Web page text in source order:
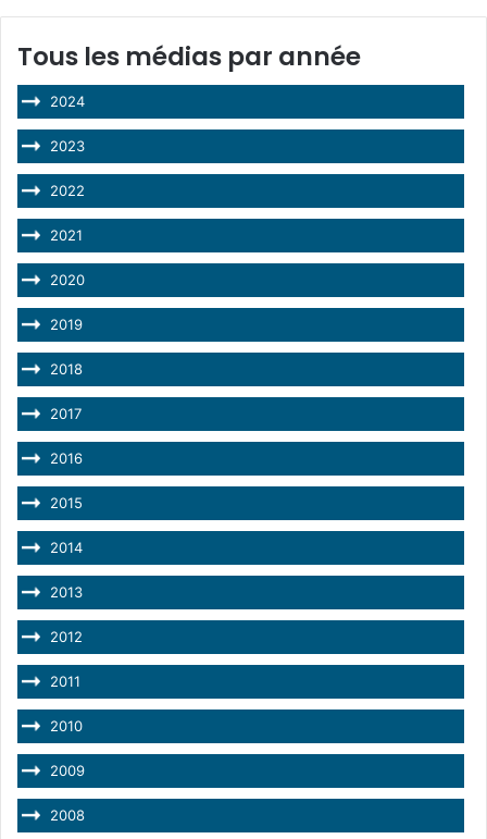
Tous les médias par année
2024
2023
2022
2021
2020
2019
2018
2017
2016
2015
2014
2013
2012
2011
2010
2009
2008